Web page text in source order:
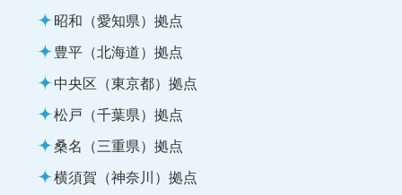
昭和（愛知県）拠点
豊平（北海道）拠点
中央区（東京都）拠点
松戸（千葉県）拠点
桑名（三重県）拠点
横須賀（神奈川）拠点